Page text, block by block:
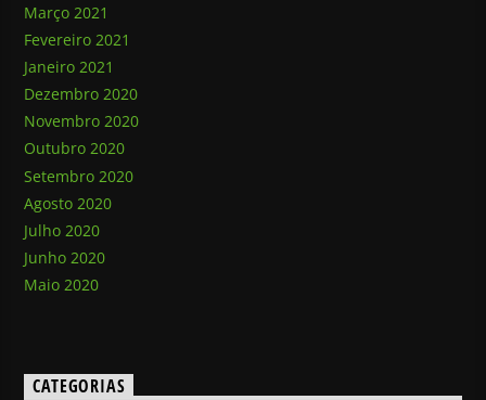
Março 2021
Fevereiro 2021
Janeiro 2021
Dezembro 2020
Novembro 2020
Outubro 2020
Setembro 2020
Agosto 2020
Julho 2020
Junho 2020
Maio 2020
CATEGORIAS